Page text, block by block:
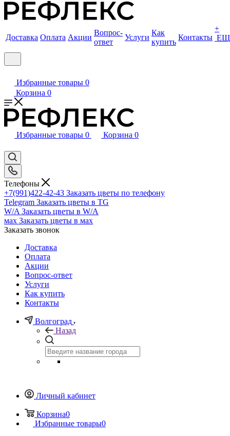
Доставка Оплата Акции
Вопрос-
ответ
Услуги
Как
купить
Контакты
+
Избранные товары 0
Корзина 0
Избранные товары 0 Корзина 0
Телефоны
+7(991)422-42-43 Заказать цветы по телефону
Telegram Заказать цветы в TG
W/A Заказать цветы в W/A
мах Заказать цветы в мах
Заказать звонок
Доставка
Оплата
Акции
Вопрос-ответ
Услуги
Как купить
Контакты
Волгоград
Назад
Личный кабинет
Корзина0
Избранные товары0